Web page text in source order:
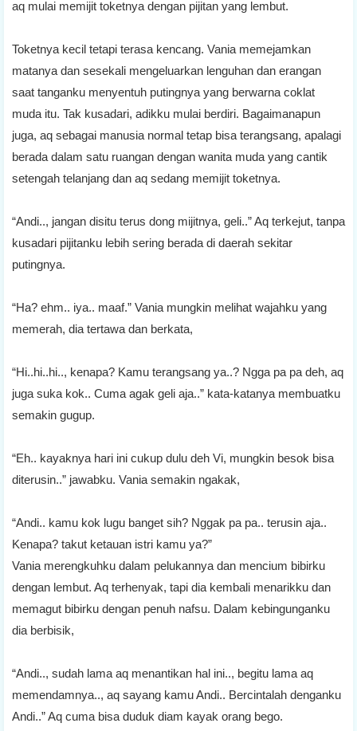
aq mulai memijit toketnya dengan pijitan yang lembut.
Toketnya kecil tetapi terasa kencang. Vania memejamkan
matanya dan sesekali mengeluarkan lenguhan dan erangan
saat tanganku menyentuh putingnya yang berwarna coklat
muda itu. Tak kusadari, adikku mulai berdiri. Bagaimanapun
juga, aq sebagai manusia normal tetap bisa terangsang, apalagi
berada dalam satu ruangan dengan wanita muda yang cantik
setengah telanjang dan aq sedang memijit toketnya.
“Andi.., jangan disitu terus dong mijitnya, geli..” Aq terkejut, tanpa
kusadari pijitanku lebih sering berada di daerah sekitar
putingnya.
“Ha? ehm.. iya.. maaf.” Vania mungkin melihat wajahku yang
memerah, dia tertawa dan berkata,
“Hi..hi..hi.., kenapa? Kamu terangsang ya..? Ngga pa pa deh, aq
juga suka kok.. Cuma agak geli aja..” kata-katanya membuatku
semakin gugup.
“Eh.. kayaknya hari ini cukup dulu deh Vi, mungkin besok bisa
diterusin..” jawabku. Vania semakin ngakak,
“Andi.. kamu kok lugu banget sih? Nggak pa pa.. terusin aja..
Kenapa? takut ketauan istri kamu ya?”
Vania merengkuhku dalam pelukannya dan mencium bibirku
dengan lembut. Aq terhenyak, tapi dia kembali menarikku dan
memagut bibirku dengan penuh nafsu. Dalam kebingunganku
dia berbisik,
“Andi.., sudah lama aq menantikan hal ini.., begitu lama aq
memendamnya.., aq sayang kamu Andi.. Bercintalah denganku
Andi..” Aq cuma bisa duduk diam kayak orang bego.